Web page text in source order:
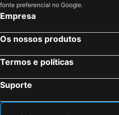
fonte preferencial no Google.
Empresa
Os nossos produtos
Termos e políticas
Suporte